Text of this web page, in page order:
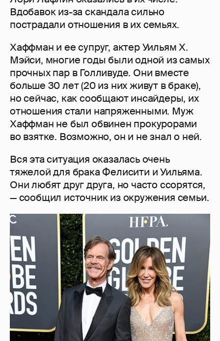
Вдобавок из-за скандала сильно
пострадали отношения в их семьях.
Хаффман и ее супруг, актер Уильям Х.
Мэйси, многие годы были одной из самых
прочных пар в Голливуде. Они вместе
больше 30 лет (20 из них живут в браке),
но сейчас, как сообщают инсайдеры, их
отношения стали напряженными. Муж
Хаффман не был обвинен прокурорами
во взятке. Возможно, он и не знал о ней.
Вся эта ситуация оказалась очень
тяжелой для брака Фелисити и Уильяма.
Они любят друг друга, но часто ссорятся,
— сообщил источник из окружения семьи.